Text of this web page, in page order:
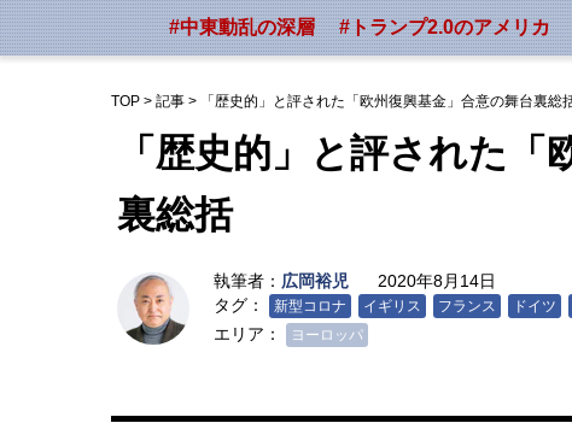
#中東動乱の深層 #トランプ2.0のアメリカ
TOP > 記事 > 「歴史的」と評された「欧州復興基金」合意の舞台裏総
「歴史的」と評された
裏総括
執筆者： 広岡裕児
2020年8月14日
タグ：
新型コロナ イギリス フランス ドイツ
エリア： ヨーロッパ